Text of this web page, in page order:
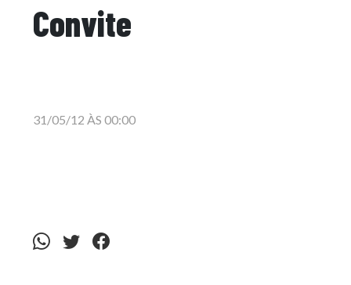
Convite
31/05/12 ÀS 00:00